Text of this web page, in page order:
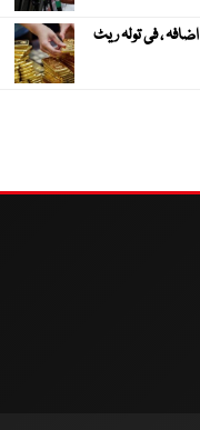
، فی تولہ ریٹ